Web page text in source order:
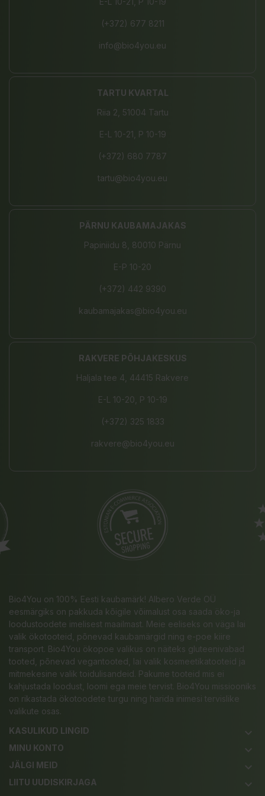
(+372) 677 8211
info@bio4you.eu
TARTU KVARTAL
Riia 2, 51004 Tartu
E-L 10-21, P 10-19
(+372) 680 7787
tartu@bio4you.eu
PÄRNU KAUBAMAJAKAS
Papiniidu 8, 80010 Pärnu
E-P 10-20
(+372) 442 9390
kaubamajakas@bio4you.eu
RAKVERE PÕHJAKESKUS
Haljala tee 4, 44415 Rakvere
E-L 10-20, P 10-19
(+372) 325 1833
rakvere@bio4you.eu
Bio4You on 100% Eesti kaubamärk! Albero Verde OÜ
eesmärgiks on pakkuda kõigile võimalust osa saada öko-ja
loodustoodete imelisest maailmast. Meie eeliseks on väga lai
valik ökotooteid, põnevad kaubamärgid ning e-poe kiire
transport. Bio4You ökopoe valikus on näiteks gluteenivabad
tooted, põnevad vegantooted, lai valik kosmeetikatooteid ja
mitmekesine valik toidulisandeid. Pakume tooteid mis ei
kahjustada loodust, loomi ega meie tervist. Bio4You missiooniks
on rikastada ökotoodete turgu ning harida inimesi tervislike
valikute osas.
KASULIKUD LINGID
keyboard_arrow_down
MINU KONTO keyboard_arrow_down
JÄLGI MEID keyboard_arrow_down
LIITU UUDISKIRJAGA keyboard_arrow_down